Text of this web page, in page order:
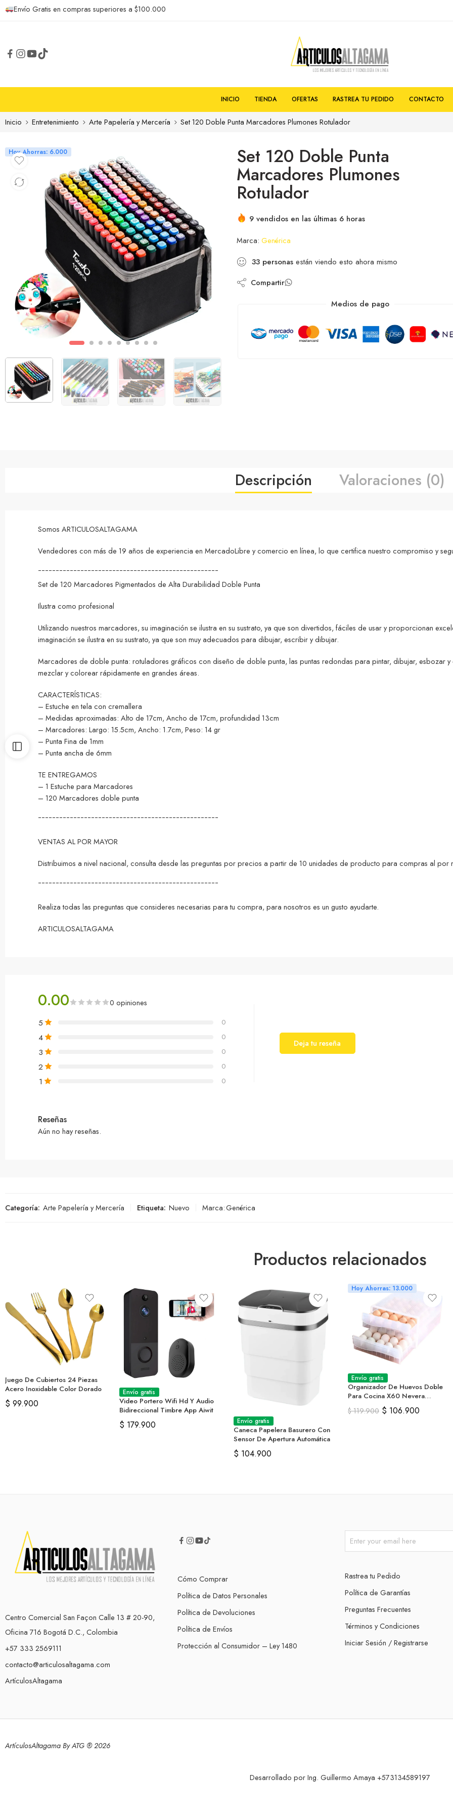
Envío Gratis en compras superiores a $100.000
INICIO TIENDA OFERTAS RASTREA TU PEDIDO CONTACTO
Inicio Entretenimiento Arte Papelería y Mercería Set 120 Doble Punta Marcadores Plumones Rotulador
Hoy Ahorras: 6.000 Set 120 Doble Punta
Marcadores Plumones
Rotulador
9 vendidos en las últimas 6 horas
Marca: Genérica
33 personas están viendo esto ahora mismo
Compartir
Medios de pago
Descripción Valoraciones (0)
Somos ARTICULOSALTAGAMA
Vendedores con más de 19 años de experiencia en MercadoLibre y comercio en línea, lo que certifica nuestro compromiso y
¯¯¯¯¯¯¯¯¯¯¯¯¯¯¯¯¯¯¯¯¯¯¯¯¯¯¯¯¯¯¯¯¯¯¯¯¯¯¯¯¯¯¯¯¯¯¯¯¯¯¯
Set de 120 Marcadores Pigmentados de Alta Durabilidad Doble Punta
Ilustra como profesional
Utilizando nuestros marcadores, su imaginación se ilustra en su sustrato, ya que son divertidos, fáciles de usar y proporcionan
imaginación se ilustra en su sustrato, ya que son muy adecuados para dibujar, escribir y dibujar.
Marcadores de doble punta: rotuladores gráficos con diseño de doble punta, las puntas redondas para pintar, dibujar, esbozar y
mezclar y colorear rápidamente en grandes áreas.
CARACTERÍSTICAS:
– Estuche en tela con cremallera
– Medidas aproximadas: Alto de 17cm, Ancho de 17cm, profundidad 13cm
– Marcadores: Largo: 15.5cm, Ancho: 1.7cm, Peso: 14 gr
– Punta Fina de 1mm
– Punta ancha de 6mm
TE ENTREGAMOS
– 1 Estuche para Marcadores
– 120 Marcadores doble punta
¯¯¯¯¯¯¯¯¯¯¯¯¯¯¯¯¯¯¯¯¯¯¯¯¯¯¯¯¯¯¯¯¯¯¯¯¯¯¯¯¯¯¯¯¯¯¯¯¯¯¯
VENTAS AL POR MAYOR
Distribuimos a nivel nacional, consulta desde las preguntas por precios a partir de 10 unidades de producto para compras al por
¯¯¯¯¯¯¯¯¯¯¯¯¯¯¯¯¯¯¯¯¯¯¯¯¯¯¯¯¯¯¯¯¯¯¯¯¯¯¯¯¯¯¯¯¯¯¯¯¯¯¯
Realiza todas las preguntas que consideres necesarias para tu compra, para nosotros es un gusto ayudarte.
ARTICULOSALTAGAMA
0.00 0 opiniones
5 0
4 0
3 0
2 0
1 0
Deja tu reseña
Reseñas
Aún no hay reseñas.
Categoría: Arte Papelería y Mercería Etiqueta: Nuevo Marca:Genérica
Productos relacionados
Juego De Cubiertos 24 Piezas
Acero Inoxidable Color Dorado
$ 99.900
Envío gratis
Video Portero Wifi Hd Y Audio
Bidireccional Timbre App Aiwit
$ 179.900 Envío gratis
Caneca Papelera Basurero Con
Sensor De Apertura Automática
$ 104.900
Hoy Ahorras: 13.000
Envío gratis
Organizador De Huevos Doble
Para Cocina X60 Nevera
Encimera
$119.900 $ 106.900
Centro Comercial San Façon Calle 13 # 20-90,
Oficina 716 Bogotá D.C., Colombia
+57 333 2569111
contacto@articulosaltagama.com
ArtículosAltagama
Cómo Comprar
Política de Datos Personales
Política de Devoluciones
Política de Envíos
Protección al Consumidor – Ley 1480
Rastrea tu Pedido
Política de Garantías
Preguntas Frecuentes
Términos y Condiciones
Iniciar Sesión / Registrarse
ArtículosAltagama By ATG ® 2026
Desarrollado por Ing. Guillermo Amaya +573134589197